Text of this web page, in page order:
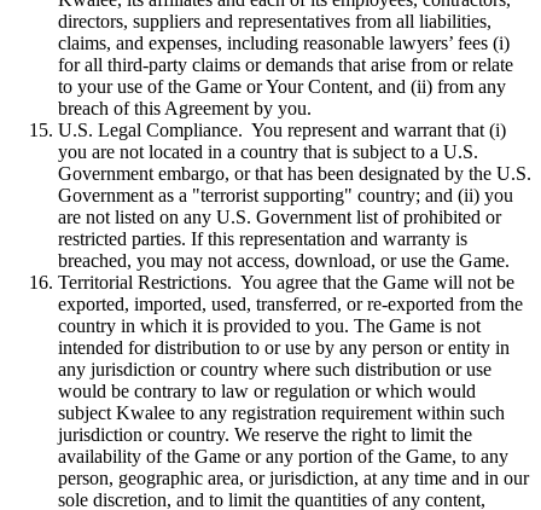
directors, suppliers and representatives from all liabilities,
claims, and expenses, including reasonable lawyers’ fees (i)
for all third-party claims or demands that arise from or relate
to your use of the Game or Your Content, and (ii) from any
breach of this Agreement by you.
U.S. Legal Compliance. You represent and warrant that (i)
you are not located in a country that is subject to a U.S.
Government embargo, or that has been designated by the U.S.
Government as a "terrorist supporting" country; and (ii) you
are not listed on any U.S. Government list of prohibited or
restricted parties. If this representation and warranty is
breached, you may not access, download, or use the Game.
Territorial Restrictions. You agree that the Game will not be
exported, imported, used, transferred, or re-exported from the
country in which it is provided to you. The Game is not
intended for distribution to or use by any person or entity in
any jurisdiction or country where such distribution or use
would be contrary to law or regulation or which would
subject Kwalee to any registration requirement within such
jurisdiction or country. We reserve the right to limit the
availability of the Game or any portion of the Game, to any
person, geographic area, or jurisdiction, at any time and in our
sole discretion, and to limit the quantities of any content,